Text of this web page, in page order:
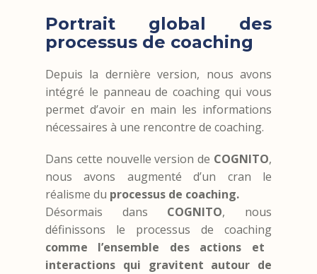
Portrait global des
processus de coaching
Depuis la dernière version, nous avons
intégré le panneau de coaching qui vous
permet d’avoir en main les informations
nécessaires à une rencontre de coaching.
Dans cette nouvelle version de COGNITO,
nous avons augmenté d’un cran le
réalisme du processus de coaching.
Désormais dans COGNITO, nous
définissons le processus de coaching
comme l’ensemble des actions et
interactions qui gravitent autour de